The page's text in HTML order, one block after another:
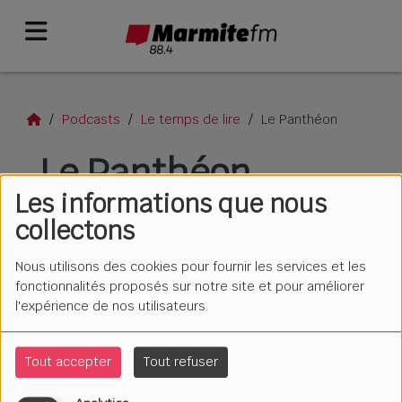
Les informations que nous
collectons
Nous utilisons des cookies pour fournir les services et les
fonctionnalités proposés sur notre site et pour améliorer
l'expérience de nos utilisateurs.
Tout accepter Tout refuser
Podcasts Le temps de lire Le Panthéon
Le Panthéon